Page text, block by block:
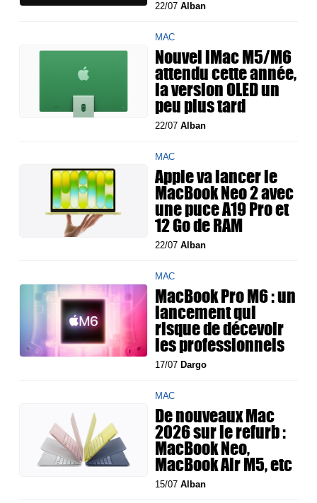
22/07Alban
MAC
Nouvel iMac M5/M6
attendu cette année,
la version OLED un
peu plus tard
22/07Alban
MAC
Apple va lancer le
MacBook Neo 2 avec
une puce A19 Pro et
12 Go de RAM
22/07Alban
MAC
MacBook Pro M6 : un
lancement qui
risque de décevoir
les professionnels
17/07 Dargo
MAC
De nouveaux Mac
2026 sur le refurb :
MacBook Neo,
MacBook Air M5, etc
15/07Alban